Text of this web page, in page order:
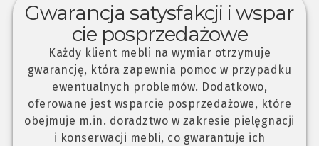
Gwarancja satysfakcji i wspar
cie posprzedażowe
Każdy klient mebli na wymiar otrzymuje
gwarancję, która zapewnia pomoc w przypadku
ewentualnych problemów. Dodatkowo,
oferowane jest wsparcie posprzedażowe, które
obejmuje m.in. doradztwo w zakresie pielęgnacji
i konserwacji mebli, co gwarantuje ich